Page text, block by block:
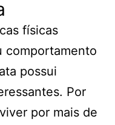
físicas
comportamento
possui
Por
por mais de